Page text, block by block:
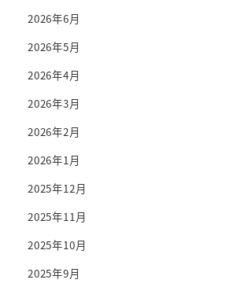
2026年6月
2026年5月
2026年4月
2026年3月
2026年2月
2026年1月
2025年12月
2025年11月
2025年10月
2025年9月